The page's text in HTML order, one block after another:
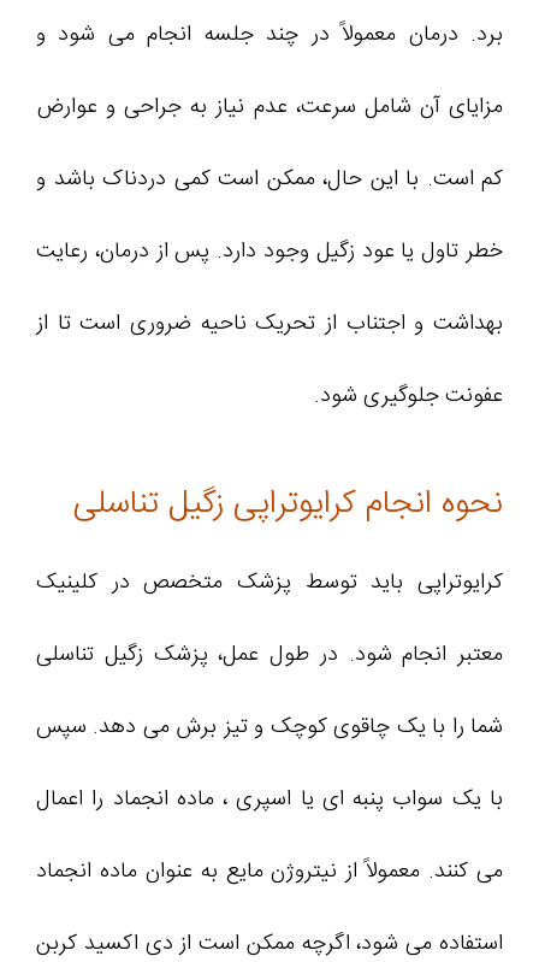
برد. درمان معمولاً در چند جلسه انجام می‌ شود و
مزایای آن شامل سرعت، عدم نیاز به جراحی و عوارض
کم است. با این حال، ممکن است کمی دردناک باشد و
خطر تاول یا عود زگیل وجود دارد. پس از درمان، رعایت
بهداشت و اجتناب از تحریک ناحیه ضروری است تا از
عفونت جلوگیری شود.
نحوه انجام کرایوتراپی زگیل تناسلی
کرایوتراپی باید توسط پزشک متخصص در کلینیک
معتبر انجام شود. در طول عمل، پزشک زگیل تناسلی
شما را با یک چاقوی کوچک و تیز برش می دهد. سپس
با یک سواب پنبه ای یا اسپری ، ماده انجماد را اعمال
می کنند. معمولاً از نیتروژن مایع به عنوان ماده انجماد
استفاده می شود، اگرچه ممکن است از دی اکسید کربن